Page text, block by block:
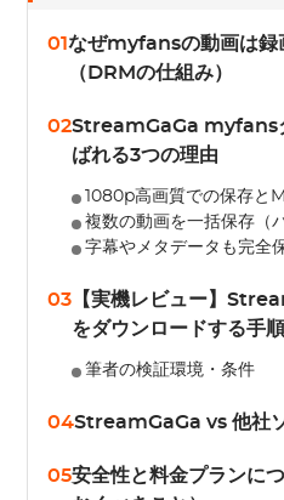
01なぜmyfansの動画は録
（DRMの仕組み）
02StreamGaGa myfans
ばれる3つの理由
1080p高画質での保存と
複数の動画を一括保存（
字幕やメタデータも完全
03 【実機レビュー】
をダウンロードする手順
筆者の検証環境・条件
04StreamGaGa vs 他社
05安全性と料金プランに